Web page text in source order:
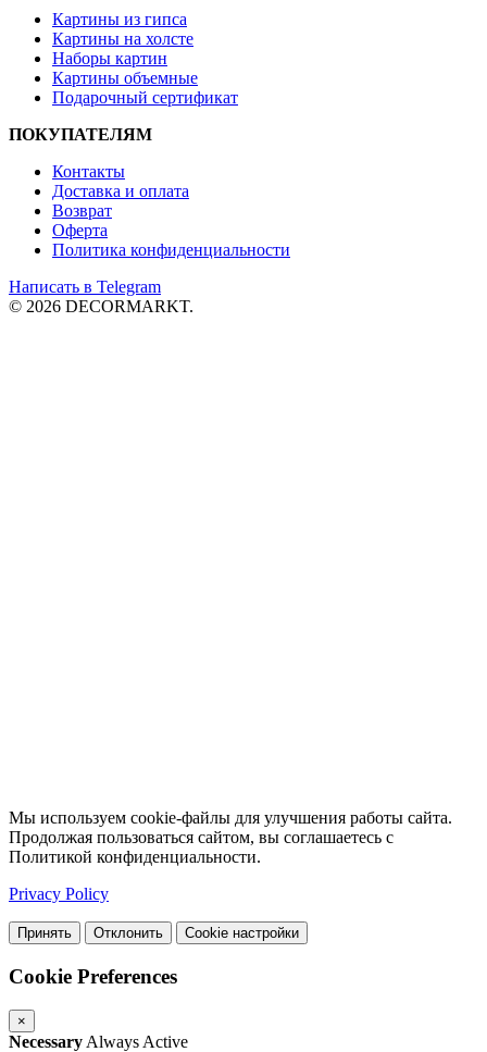
Картины из гипса
Картины на холсте
Наборы картин
Картины объемные
Подарочный сертификат
ПОКУПАТЕЛЯМ
Контакты
Доставка и оплата
Возврат
Оферта
Политика конфиденциальности
Написать в Telegram
© 2026 DECORMARKT.
Мы используем cookie-файлы для улучшения работы сайта.
Продолжая пользоваться сайтом, вы соглашаетесь с
Политикой конфиденциальности.
Privacy Policy
Принять Отклонить Cookie настройки
Cookie Preferences
×
Necessary Always Active